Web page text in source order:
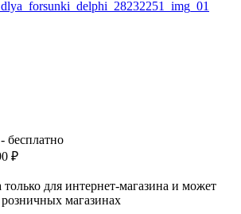
бесплатно
₽
для интернет-магазина и может
магазинах